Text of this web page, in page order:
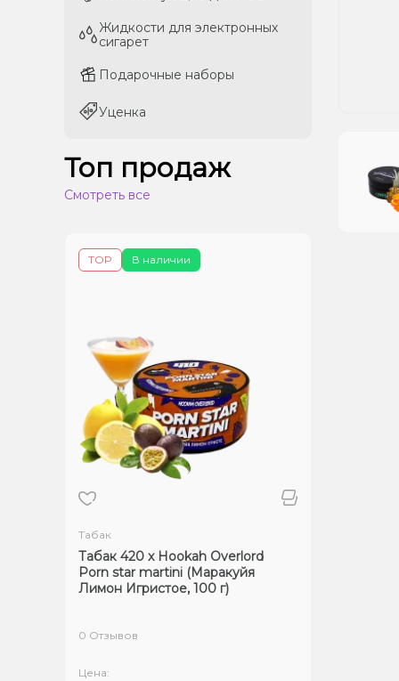
Жидкости для электронных
сигарет
Подарочные наборы
Уценка
Жидкости для электронных
сигарет
Подарочные наборы
Уценка
Топ продаж
Смотреть все
В наличии
TOP
Табак
Табак 420 x Hookah Overlord
Porn star martini (Маракуйя
Лимон Игристое, 100 г)
0 Отзывов
Цена: